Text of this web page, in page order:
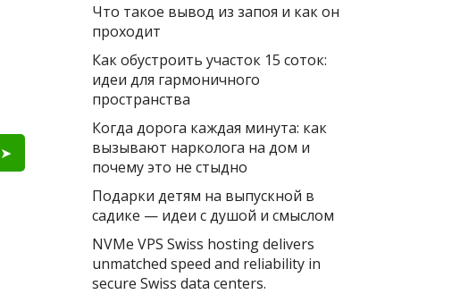
Что такое вывод из запоя и как он
проходит
Как обустроить участок 15 соток:
идеи для гармоничного
пространства
Когда дорога каждая минута: как
вызывают нарколога на дом и
почему это не стыдно
Подарки детям на выпускной в
садике — идеи с душой и смыслом
NVMe VPS Swiss hosting delivers
unmatched speed and reliability in
secure Swiss data centers.